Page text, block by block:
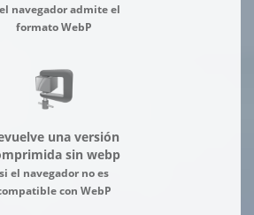
navegador admite el
formato WebP
una versión
sin webp
si el navegador no es
con WebP